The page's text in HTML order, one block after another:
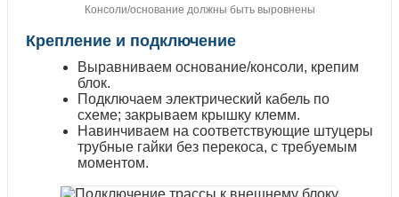
Консоли/основание должны быть выровнены
Крепление и подключение
Выравниваем основание/консоли, крепим
блок.
Подключаем электрический кабель по
схеме; закрываем крышку клемм.
Навинчиваем на соответствующие штуцеры
трубные гайки без перекоса, с требуемым
моментом.